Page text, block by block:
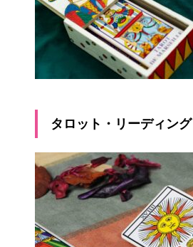
タロット・リーディング